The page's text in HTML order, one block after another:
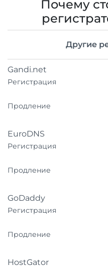
Почему
Другие
Gandi.net
Регистрация
Продление
EuroDNS
Регистрация
Продление
GoDaddy
Регистрация
Продление
HostGator